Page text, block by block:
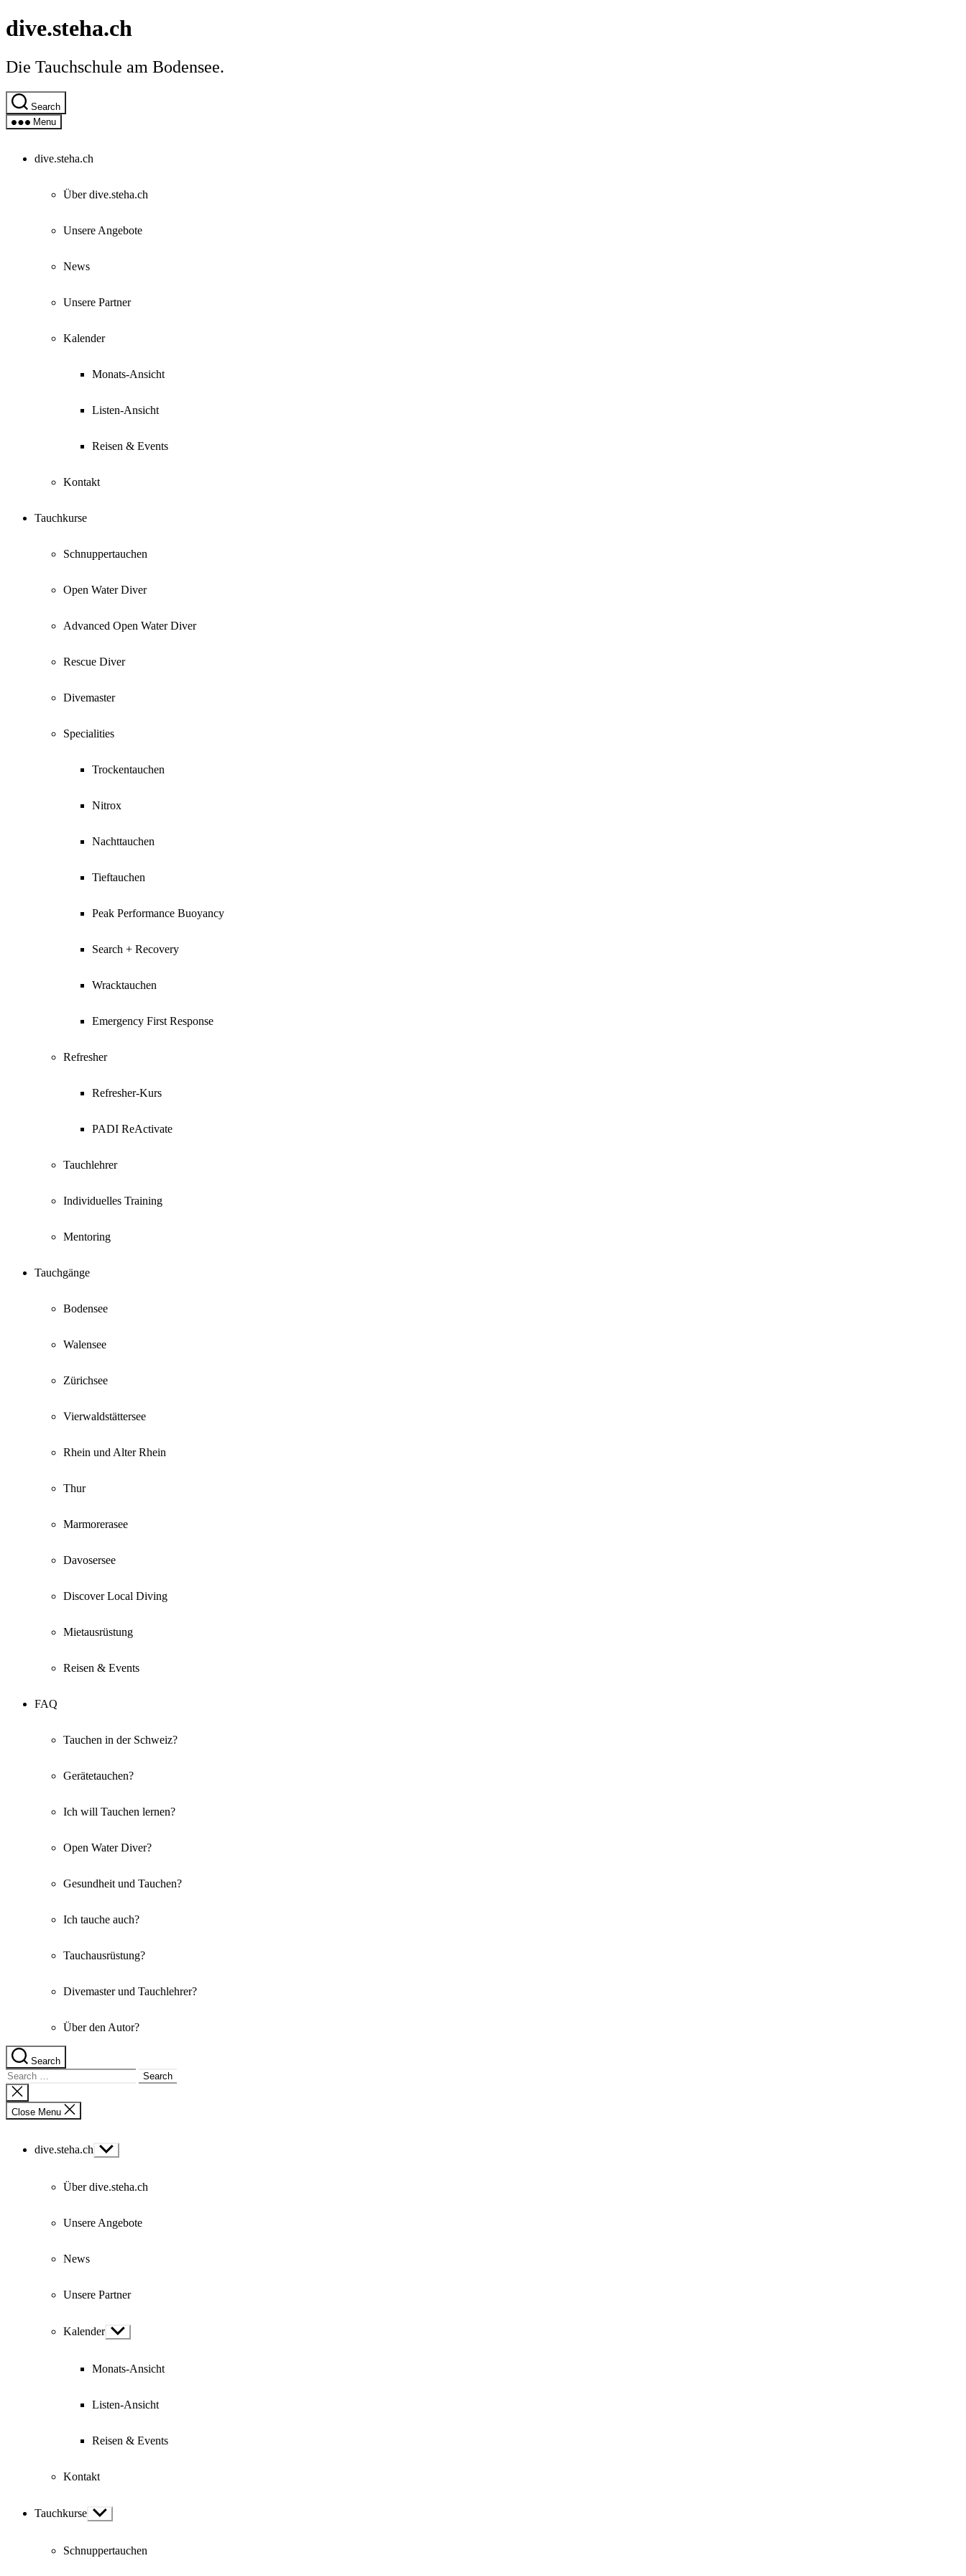
Skip
to
content
dive.steha.ch
Die Tauchschule am Bodensee.
Search
Menu
dive.steha.ch
Über dive.steha.ch
Unsere Angebote
News
Unsere Partner
Kalender
Monats-Ansicht
Listen-Ansicht
Reisen & Events
Kontakt
Tauchkurse
Schnuppertauchen
Open Water Diver
Advanced Open Water Diver
Rescue Diver
Divemaster
Specialities
Trockentauchen
Nitrox
Nachttauchen
Tieftauchen
Peak Performance Buoyancy
Search + Recovery
Wracktauchen
Emergency First Response
Refresher
Refresher-Kurs
PADI ReActivate
Tauchlehrer
Individuelles Training
Mentoring
Tauchgänge
Bodensee
Walensee
Zürichsee
Vierwaldstättersee
Rhein und Alter Rhein
Thur
Marmorerasee
Davosersee
Discover Local Diving
Mietausrüstung
Reisen & Events
FAQ
Tauchen in der Schweiz?
Gerätetauchen?
Ich will Tauchen lernen?
Open Water Diver?
Gesundheit und Tauchen?
Ich tauche auch?
Tauchausrüstung?
Divemaster und Tauchlehrer?
Über den Autor?
Search
Search
for:
Close
search
Close Menu
dive.steha.ch Show
sub
Über dive.steha.ch
Unsere Angebote
News
Unsere Partner
Kalender Show
sub
Monats-Ansicht
Listen-Ansicht
Reisen & Events
Kontakt
Tauchkurse Show
sub
Schnuppertauchen